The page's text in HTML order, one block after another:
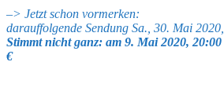
–> Jetzt schon vormerken:
darauffolgende Sendung Sa., 30. Mai
Stimmt nicht ganz: am 9. Mai 2020,
€